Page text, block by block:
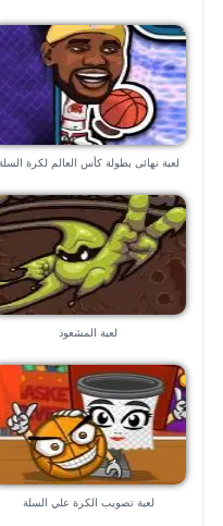
لعبة نهائى بطولة كأس العالم لكرة السلة
لعبة المشعوذ
لعبة تصويب الكرة علي السلة